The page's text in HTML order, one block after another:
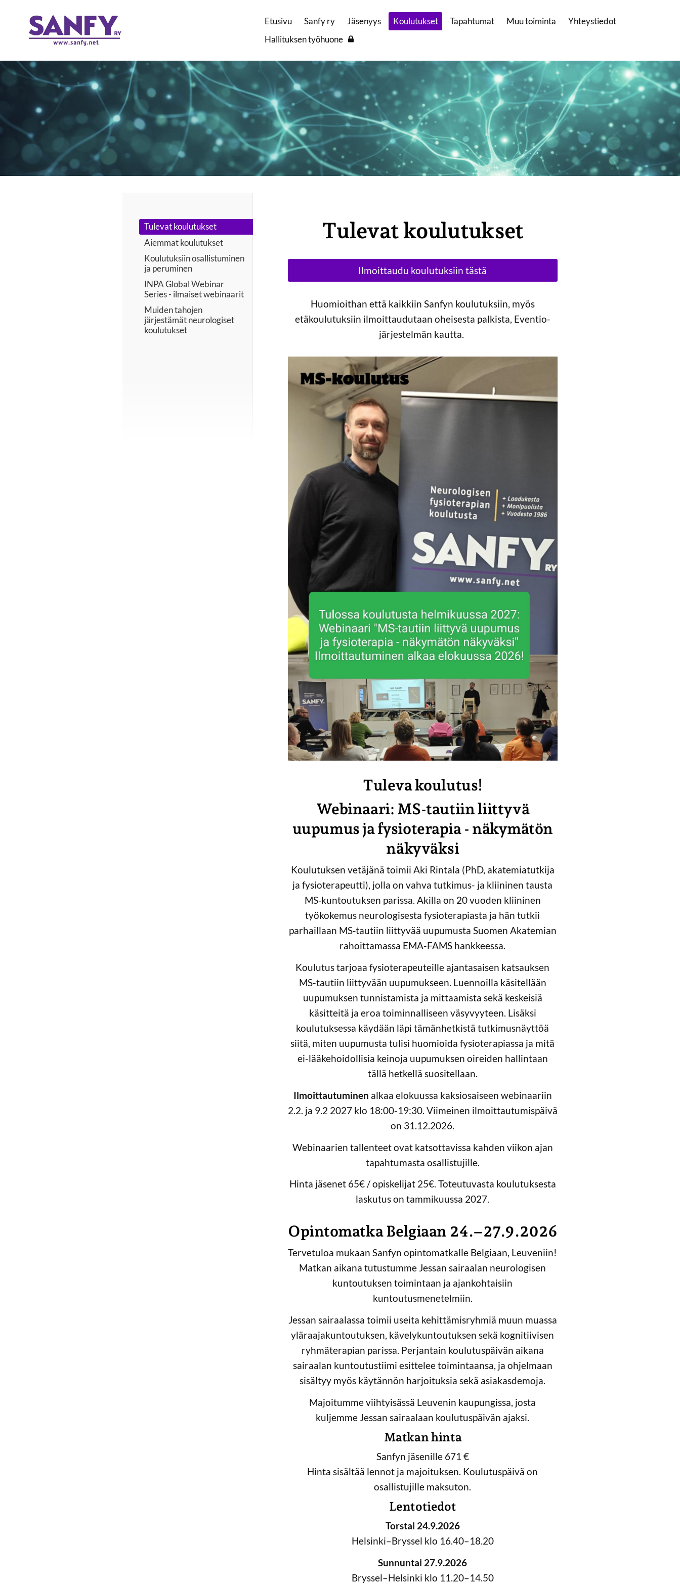
sisältöön
SANFY RY
Etusivu Sanfy ry Jäsenyys Koulutukset Tapahtumat Muu toiminta
Yhteystiedot
Hallituksen työhuone
Tulevat koulutukset
Aiemmat koulutukset
Koulutuksiin osallistuminen
ja peruminen
INPA Global Webinar
Series - ilmaiset webinaarit
Muiden tahojen
järjestämät neurologiset
koulutukset
Tulevat koulutukset
Ilmoittaudu koulutuksiin tästä
Huomioithan että kaikkiin Sanfyn koulutuksiin, myös
etäkoulutuksiin ilmoittaudutaan oheisesta palkista, Eventio-
järjestelmän kautta.
Tuleva koulutus!
Webinaari: MS-tautiin liittyvä
uupumus ja fysioterapia - näkymätön
näkyväksi
Koulutuksen vetäjänä toimii Aki Rintala (PhD, akatemiatutkija
ja fysioterapeutti), jolla on vahva tutkimus- ja kliininen tausta
MS‑kuntoutuksen parissa. Akilla on 20 vuoden kliininen
työkokemus neurologisesta fysioterapiasta ja hän tutkii
parhaillaan MS‑tautiin liittyvää uupumusta Suomen Akatemian
rahoittamassa EMA-FAMS hankkeessa.
Koulutus tarjoaa fysioterapeuteille ajantasaisen katsauksen
MS-tautiin liittyvään uupumukseen. Luennoilla käsitellään
uupumuksen tunnistamista ja mittaamista sekä keskeisiä
käsitteitä ja eroa toiminnalliseen väsyvyyteen. Lisäksi
koulutuksessa käydään läpi tämänhetkistä tutkimusnäyttöä
siitä, miten uupumusta tulisi huomioida fysioterapiassa ja mitä
ei-lääkehoidollisia keinoja uupumuksen oireiden hallintaan
tällä hetkellä suositellaan.
Ilmoittautuminen alkaa elokuussa kaksiosaiseen webinaariin
2.2. ja 9.2 2027 klo 18:00-19:30. Viimeinen ilmoittautumispäivä
on 31.12.2026.
Webinaarien tallenteet ovat katsottavissa kahden viikon ajan
tapahtumasta osallistujille.
Hinta jäsenet 65€ / opiskelijat 25€. Toteutuvasta koulutuksesta
laskutus on tammikuussa 2027.
Opintomatka Belgiaan 24.–27.9.2026
Tervetuloa mukaan Sanfyn opintomatkalle Belgiaan, Leuveniin!
Matkan aikana tutustumme Jessan sairaalan neurologisen
kuntoutuksen toimintaan ja ajankohtaisiin
kuntoutusmenetelmiin.
Jessan sairaalassa toimii useita kehittämisryhmiä muun muassa
yläraajakuntoutuksen, kävelykuntoutuksen sekä kognitiivisen
ryhmäterapian parissa. Perjantain koulutuspäivän aikana
sairaalan kuntoutustiimi esittelee toimintaansa, ja ohjelmaan
sisältyy myös käytännön harjoituksia sekä asiakasdemoja.
Majoitumme viihtyisässä Leuvenin kaupungissa, josta
kuljemme Jessan sairaalaan koulutuspäivän ajaksi.
Matkan hinta
Sanfyn jäsenille 671 €
Hinta sisältää lennot ja majoituksen. Koulutuspäivä on
osallistujille maksuton.
Lentotiedot
Torstai 24.9.2026
Helsinki–Bryssel klo 16.40–18.20
Sunnuntai 27.9.2026
Bryssel–Helsinki klo 11.20–14.50